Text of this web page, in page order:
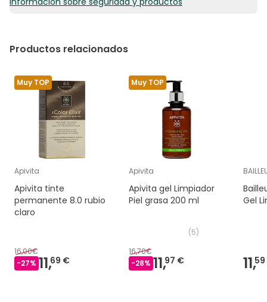
Productos relacionados
Muy TOP
Apivita
Apivita tinte
permanente 8.0 rubio
claro
16,00€
-27% 11,69 €
Muy TOP
Apivita
Apivita gel Limpiador
Piel grasa 200 ml
(5)
16,70€
-28% 11,97 €
Gel
11,